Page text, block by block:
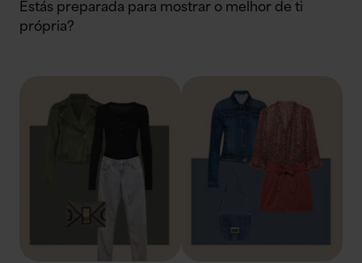
Estás preparada para mostrar o melhor de ti
própria?